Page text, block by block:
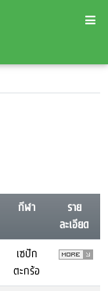
กีฬา
ราย
ละเอียด
เซปัก
ตะกร้อ